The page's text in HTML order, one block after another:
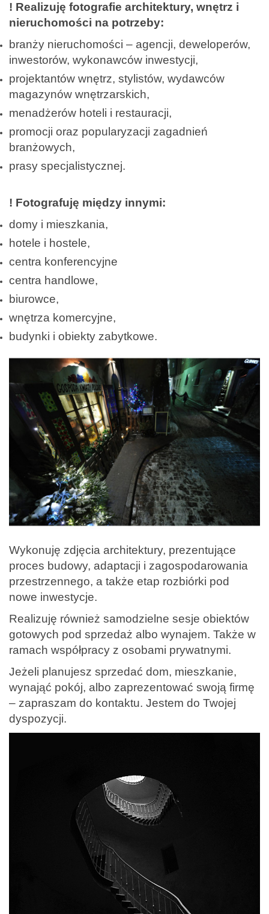
! Realizuję fotografie architektury, wnętrz i
nieruchomości na potrzeby:
branży nieruchomości – agencji, deweloperów,
inwestorów, wykonawców inwestycji,
projektantów wnętrz, stylistów, wydawców
magazynów wnętrzarskich,
menadżerów hoteli i restauracji,
promocji oraz popularyzacji zagadnień
branżowych,
prasy specjalistycznej.
! Fotografuję między innymi:
domy i mieszkania,
hotele i hostele,
centra konferencyjne
centra handlowe,
biurowce,
wnętrza komercyjne,
budynki i obiekty zabytkowe.
Wykonuję zdjęcia architektury, prezentujące
proces budowy, adaptacji i zagospodarowania
przestrzennego, a także etap rozbiórki pod
nowe inwestycje.
Realizuję również samodzielne sesje obiektów
gotowych pod sprzedaż albo wynajem. Także w
ramach współpracy z osobami prywatnymi.
Jeżeli planujesz sprzedać dom, mieszkanie,
wynająć pokój, albo zaprezentować swoją firmę
– zapraszam do kontaktu. Jestem do Twojej
dyspozycji.